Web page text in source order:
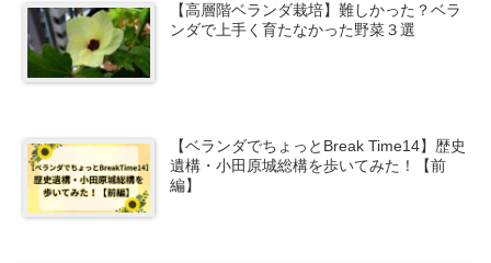
【高層階ベランダ栽培】難しかった？ベラ
ンダで上手く育たなかった野菜３選
【ベランダでちょっとBreak Time14】歴史
遺構・小田原城総構を歩いてみた！【前
編】